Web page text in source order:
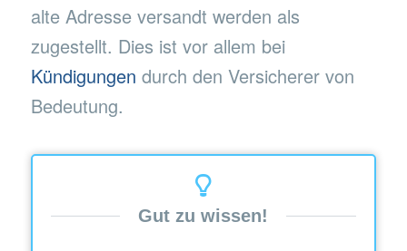
alte Adresse versandt werden als
zugestellt. Dies ist vor allem bei
Kündigungen durch den Versicherer von
Bedeutung.
Gut zu wissen!